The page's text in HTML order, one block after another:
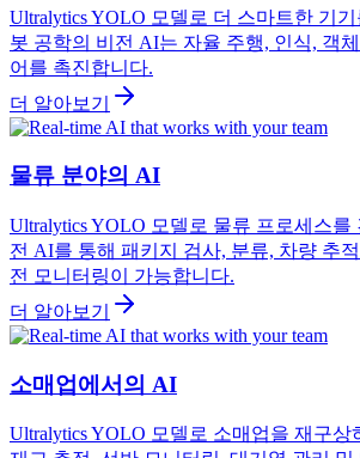
Ultralytics YOLO 모델로 더 스마트한 기
봇 공학의 비전 AI는 자율 주행, 인식, 객
어를 촉진합니다.
더 알아보기
물류 분야의 AI
Ultralytics YOLO 모델로 물류 프로세스를
전 AI를 통해 패키지 검사, 분류, 차량 추
전 모니터링이 가능합니다.
더 알아보기
소매업에서의 AI
Ultralytics YOLO 모델로 소매업을 재구